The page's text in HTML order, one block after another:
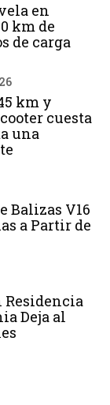
en
km de
de carga
km y
cuesta
una
Balizas V16
a Partir de
Residencia
Deja al